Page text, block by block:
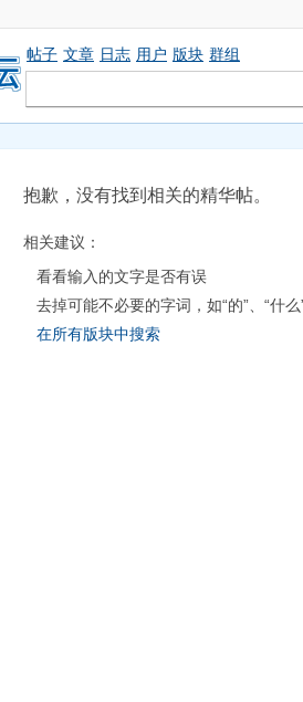
帖子 文章 日志 用户 版块 群组
抱歉，没有找到相关的精华帖。
相关建议：
看看输入的文字是否有误
去掉可能不必要的字词，如“的”、“什么
在所有版块中搜索